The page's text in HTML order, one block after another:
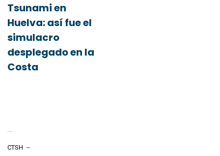
Tsunami en
Huelva: así fue el
simulacro
desplegado en la
Costa
CTSH